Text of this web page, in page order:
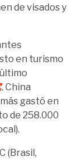
de visados y
en turismo
. China
gastó en
de 258.000
(Brasil,